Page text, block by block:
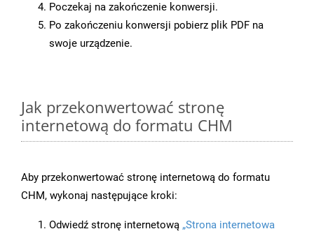
Poczekaj na zakończenie konwersji.
Po zakończeniu konwersji pobierz plik PDF na
swoje urządzenie.
Jak przekonwertować stronę
internetową do formatu CHM
Aby przekonwertować stronę internetową do formatu
CHM, wykonaj następujące kroki:
Odwiedź stronę internetową „Strona internetowa